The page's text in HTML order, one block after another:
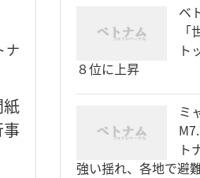
ナ
ベ
ト
８位に上昇
ミ
ト
強い揺れ、各地で避